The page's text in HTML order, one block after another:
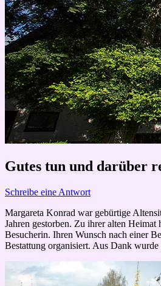
Gutes tun und darüber
Schreibe eine Antwort
Margareta Konrad war gebürtige
Jahren gestorben. Zu ihrer alten
Besucherin. Ihren Wunsch nach einer
Bestattung organisiert. Aus Dank